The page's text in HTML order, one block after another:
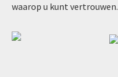
waarop u kunt vertrouwen.